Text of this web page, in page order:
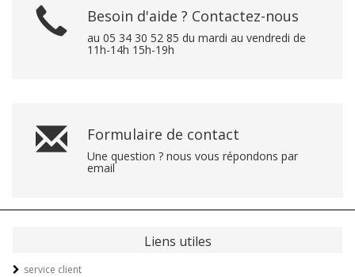
Besoin d'aide ? Contactez-nous
au 05 34 30 52 85 du mardi au vendredi de
11h-14h 15h-19h
Formulaire de contact
Une question ? nous vous répondons par
email
Liens utiles
service client